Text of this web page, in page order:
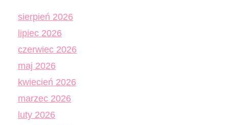
sierpień 2026
lipiec 2026
czerwiec 2026
maj 2026
kwiecień 2026
marzec 2026
luty 2026